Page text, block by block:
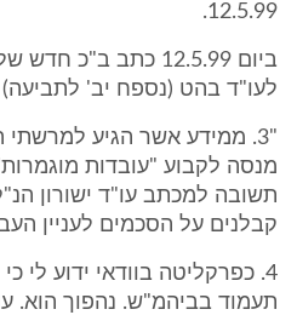
12.5.99.
ביום 12.5.99 כתב
לעו"ד בהט (נספח יב' לתביעה)
"3. ממידע אשר הגיע
מנסה לקבוע "עובדות
תשובה למכתב עו"ד ישורון
קבלנים על הסכמים לעניין
4. כפרקליטה בוודאי ידוע לי
תעמוד בביהמ"ש. נהפוך הוא.